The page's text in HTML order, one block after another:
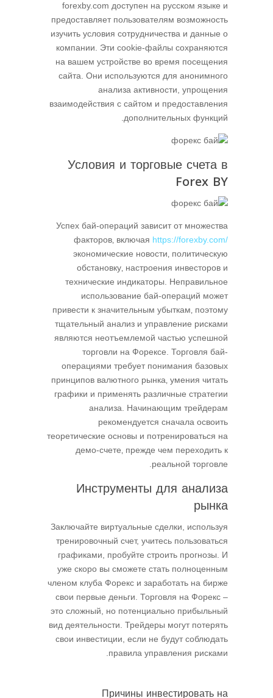
forexby.com доступен на русском языке и
предоставляет пользователям возможность
изучить условия сотрудничества и данные о
компании. Эти cookie-файлы сохраняются
на вашем устройстве во время посещения
сайта. Они используются для анонимного
анализа активности, упрощения
взаимодействия с сайтом и предоставления
дополнительных функций.
Условия и торговые счета в
Forex BY
Успех бай-операций зависит от множества
факторов‚ включая https://forexby.com/
экономические новости‚ политическую
обстановку‚ настроения инвесторов и
технические индикаторы. Неправильное
использование бай-операций может
привести к значительным убыткам‚ поэтому
тщательный анализ и управление рисками
являются неотъемлемой частью успешной
торговли на Форексе. Торговля бай-
операциями требует понимания базовых
принципов валютного рынка‚ умения читать
графики и применять различные стратегии
анализа. Начинающим трейдерам
рекомендуется сначала освоить
теоретические основы и потренироваться на
демо-счете‚ прежде чем переходить к
реальной торговле.
Инструменты для анализа
рынка
Заключайте виртуальные сделки, используя
тренировочный счет, учитесь пользоваться
графиками, пробуйте строить прогнозы. И
уже скоро вы сможете стать полноценным
членом клуба Форекс и заработать на бирже
свои первые деньги. Торговля на Форекс –
это сложный, но потенциально прибыльный
вид деятельности. Трейдеры могут потерять
свои инвестиции, если не будут соблюдать
правила управления рисками.
Причины инвестировать на